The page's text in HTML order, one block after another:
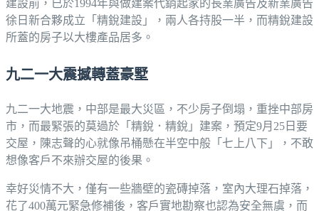
建設前，已於1994年與做建案代銷起家的長業廣告及新業廣告
徐日新合夥成立「精銳建設」，兩人各持股一半，而精銳建設
所蓋的房子以大樓產品居多。
九二一大震撼轉蓋豪墅
九二一大地震，中部是最大災區，不少房子倒塌，重挫中部房
市，而最緊張的莫過於「精銳．精銳」建案，預定9月25日要
交屋，陳志聲的心就像吊桶懸在半空中般「七上八下」，不敢
想像客戶不來辦交屋的後果。
幸好災情不大，僅有一些牆壁的瓷磚掉落，室內大理石掉落，
花了400萬元緊急修補後，客戶實地勘察也認為安全無虞，而